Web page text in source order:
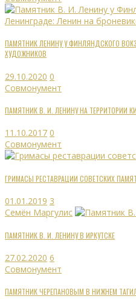
ПАМЯТНИК ЛЕНИНУ У ФИНЛЯНДСКОГО
ХУДОЖНИКОВ
29.10.2020 0
Совмонумент
ПАМЯТНИК В. И. ЛЕНИНУ НА ТЕРРИТОРИИ
11.10.2017 0
Совмонумент
ГРИМАСЫ РЕСТАВРАЦИИ СОВЕТСКИХ
01.01.2019 3
Семён Маргулис
ПАМЯТНИК В. И. ЛЕНИНУ В ИРКУТСКЕ
27.02.2020 6
Совмонумент
ПАМЯТНИК ЧЕРЕПАНОВЫМ В НИЖНЕМ